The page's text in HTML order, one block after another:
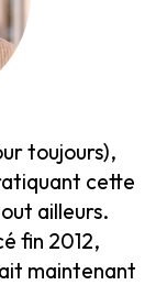
toujours),
cette
ailleurs.
fin 2012,
maintenant